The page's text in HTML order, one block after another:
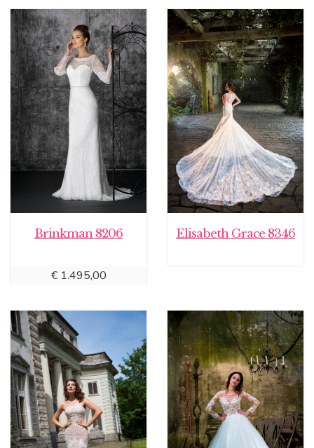
Brinkman 8206
€1.495,00
Elisabeth Grace 8346